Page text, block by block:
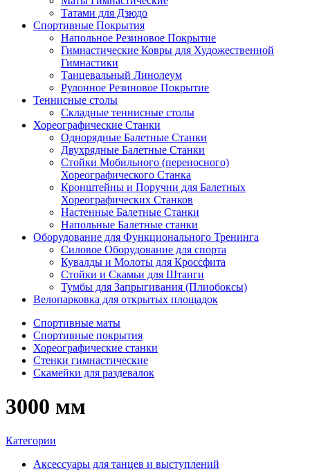
Татами для Дзюдо
Спортивные Покрытия
Напольное Резиновое Покрытие
Гимнастические Ковры для Художественной
Гимнастики
Танцевальный Линолеум
Рулонное Резиновое Покрытие
Теннисные столы
Складные теннисные столы
Хореографические Станки
Однорядные Балетные Станки
Двухрядные Балетные Станки
Стойки Мобильного (переносного)
Хореографического Станка
Кронштейны и Поручни для Балетных
Хореографических Станков
Настенные Балетные Станки
Напольные Балетные станки
Оборудование для Функционального Тренинга
Силовое Оборудование для спорта
Кувалды и Молоты для Кроссфита
Стойки и Скамьи для Штанги
Тумбы для Запрыгивания (Плиобоксы)
Велопарковка для открытых площадок
Спортивные маты
Спортивные покрытия
Хореографические станки
Стенки гимнастические
Скамейки для раздевалок
3000 мм
Категории
Аксессуары для танцев и выступлений